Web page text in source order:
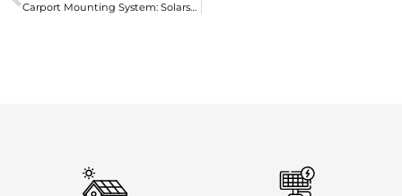
Carport Mounting System: Solarstrom mit Innovation nutzen